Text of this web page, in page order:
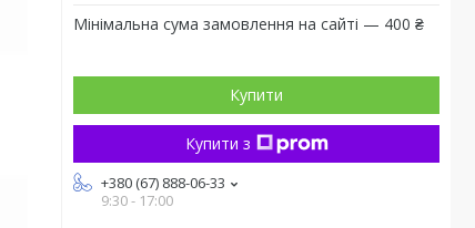
Мінімальна сума замовлення на сайті — 400 ₴
Купити
Купити з
+380 (67) 888-06-33
9:30 - 17:00